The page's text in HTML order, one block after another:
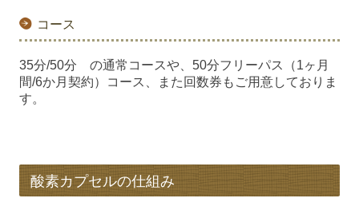
コース
35分/50分 の通常コースや、50分フリーパス（1ヶ月
間/6か月契約）コース、また回数券もご用意しておりま
す。
酸素カプセルの仕組み